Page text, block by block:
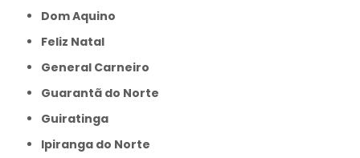
Dom Aquino
Feliz Natal
General Carneiro
Guarantã do Norte
Guiratinga
Ipiranga do Norte